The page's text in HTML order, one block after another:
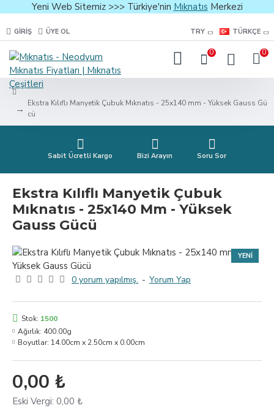
Yeni Web Sitemiz >>> Türkiye'nin Mıknatıs Merkezi
GIRIŞ ÜYE OL TRY TÜRKÇE
0 0
Ekstra Kılıflı Manyetik Çubuk Mıknatıs - 25x140 mm - Yüksek Gauss Gü
cü
Sabit Ücretli Kargo Bizi Arayın Soru Sor
Ekstra Kılıflı Manyetik Çubuk
Mıknatıs - 25x140 Mm - Yüksek
Gauss Gücü
YENI
0 yorum yapılmış. - Yorum Yap
0,00 ₺
Eski Vergi: 0,00 ₺
Stok: 1500
Ağırlık: 400.00g
Boyutlar: 14.00cm x 2.50cm x 0.00cm